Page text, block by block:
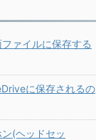
ァイルに保存する
に保存されるの
(ヘッドセッ